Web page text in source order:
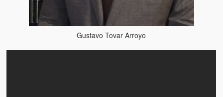
1992
¡¡¡Miserable traidor, mira a tu pueblo!!! (Despicable traitor, look
Gustavo Tovar Arroyo